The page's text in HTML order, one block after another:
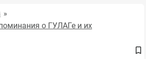
о ГУЛАГе и их